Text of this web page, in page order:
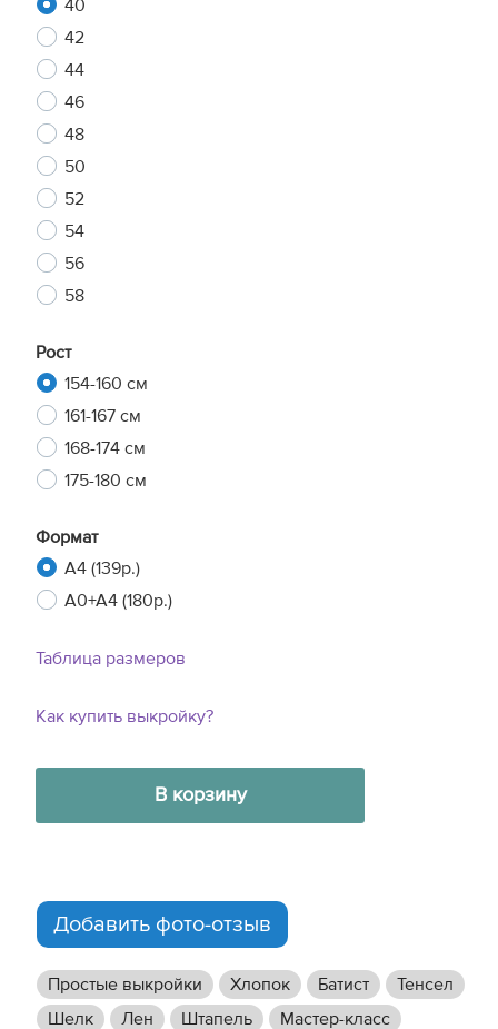
40
42
44
46
48
50
52
54
56
58
Рост
154-160 см
161-167 см
168-174 см
175-180 см
Формат
A4 (139р.)
A0+A4 (180р.)
Таблица размеров
Как купить выкройку?
В корзину
Добавить фото-отзыв
Простые выкройки Хлопок Батист
Тенсел
Шелк
Лен Штапель Мастер-класс